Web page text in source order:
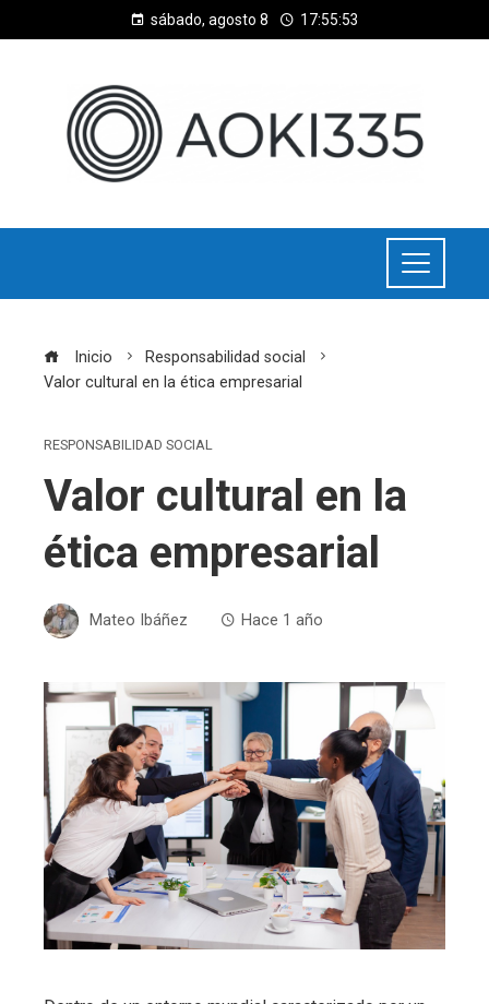
sábado, agosto 8 17:55:53
Inicio
Responsabilidad social
Valor cultural en la ética empresarial
RESPONSABILIDAD SOCIAL
Valor cultural en la
ética empresarial
Mateo Ibáñez Hace 1 año